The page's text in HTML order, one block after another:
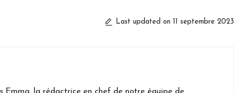
Last updated on 11 septembre 2023